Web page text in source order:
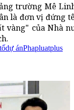
trường Mê
là đơn vị đứng
vàng" của Nhà
dự ánPhapluatplus